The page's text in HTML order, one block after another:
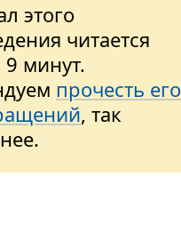
этого
читается
9 минут.
прочесть его
, так